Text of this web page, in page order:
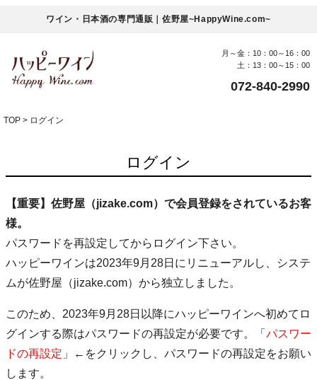
ワイン・日本酒の専門通販｜佐野屋~HappyWine.com~
月～金：10：00～16：00
土：13：00～15：00
072-840-2990
TOP ログイン
ログイン
【重要】佐野屋（jizake.com）で会員登録をされているお客
様。
パスワードを再設定してからログイン下さい。
ハッピーワインは2023年9月28日にリニューアルし、システ
ムが佐野屋（jizake.com）から独立しました。
このため、2023年9月28日以降にハッピーワインへ初めてロ
グインする際はパスワードの再設定が必要です。「 パスワー
ドの再設定 」←をクリックし、パスワードの再設定をお願い
します。